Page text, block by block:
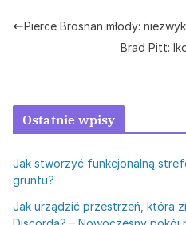
Pierce Brosnan młody:
Brad Pitt:
Ostatnie wpisy
Jak stworzyć funkcjonalną
gruntu?
Jak urządzić przestrzeń, która